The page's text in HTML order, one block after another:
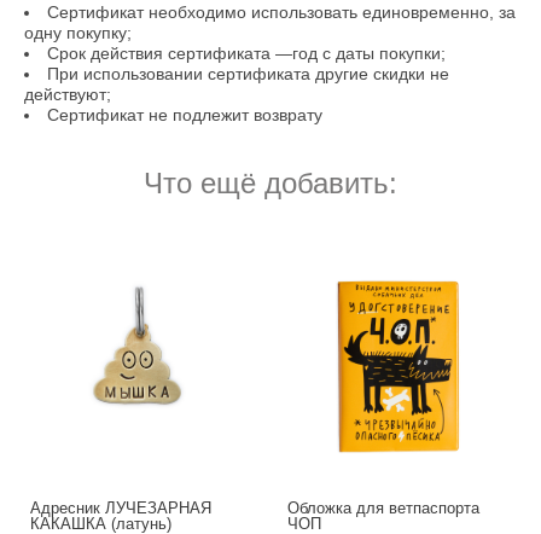
Сертификат необходимо использовать единовременно, за
одну покупку;
Срок действия сертификата —год с даты покупки;
При использовании сертификата другие скидки не
действуют;
Сертификат не подлежит возврату
Что ещё добавить:
Адресник ЛУЧЕЗАРНАЯ
КАКАШКА (латунь)
Обложка для ветпаспорта
ЧОП